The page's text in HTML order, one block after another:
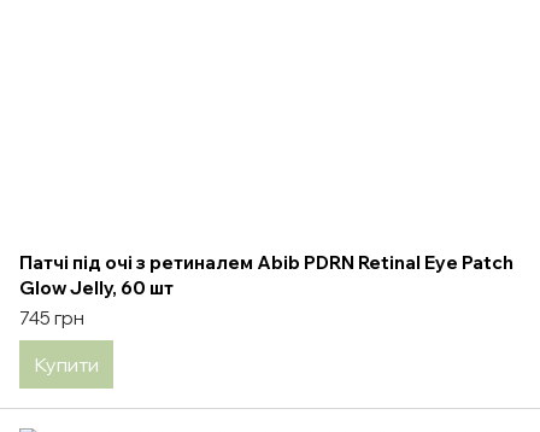
Патчі під очі з ретиналем Abib PDRN Retinal Eye Patch
Glow Jelly, 60 шт
745 грн
Купити